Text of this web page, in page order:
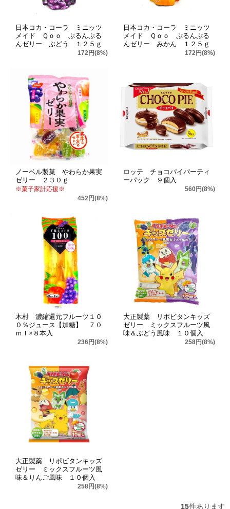
日本コカ・コーラ ミニッツ
メイド Ｑｏｏ ぷるんぷる
んゼリー ぶどう １２５ｇ
172円(8%)
日本コカ・コーラ ミニッツ
メイド Ｑｏｏ ぷるんぷる
んゼリー みかん １２５ｇ
172円(8%)
ノーベル製菓 やわらか果実
ゼリー ２３０ｇ
※菓子家計応援※
452円(8%)
ロッテ チョコパイパーティ
ーパック ９個入
560円(8%)
木村 濃縮還元フルーツ１０
０％ジュース【加糖】 ７０
ｍｌ×８本入
236円(8%)
大正製薬 リポビタンキッズ
ゼリー ミックスフルーツ風
味＆ぶどう風味 １０個入
258円(8%)
大正製薬 リポビタンキッズ
ゼリー ミックスフルーツ風
味＆りんご風味 １０個入
258円(8%)
15件あります